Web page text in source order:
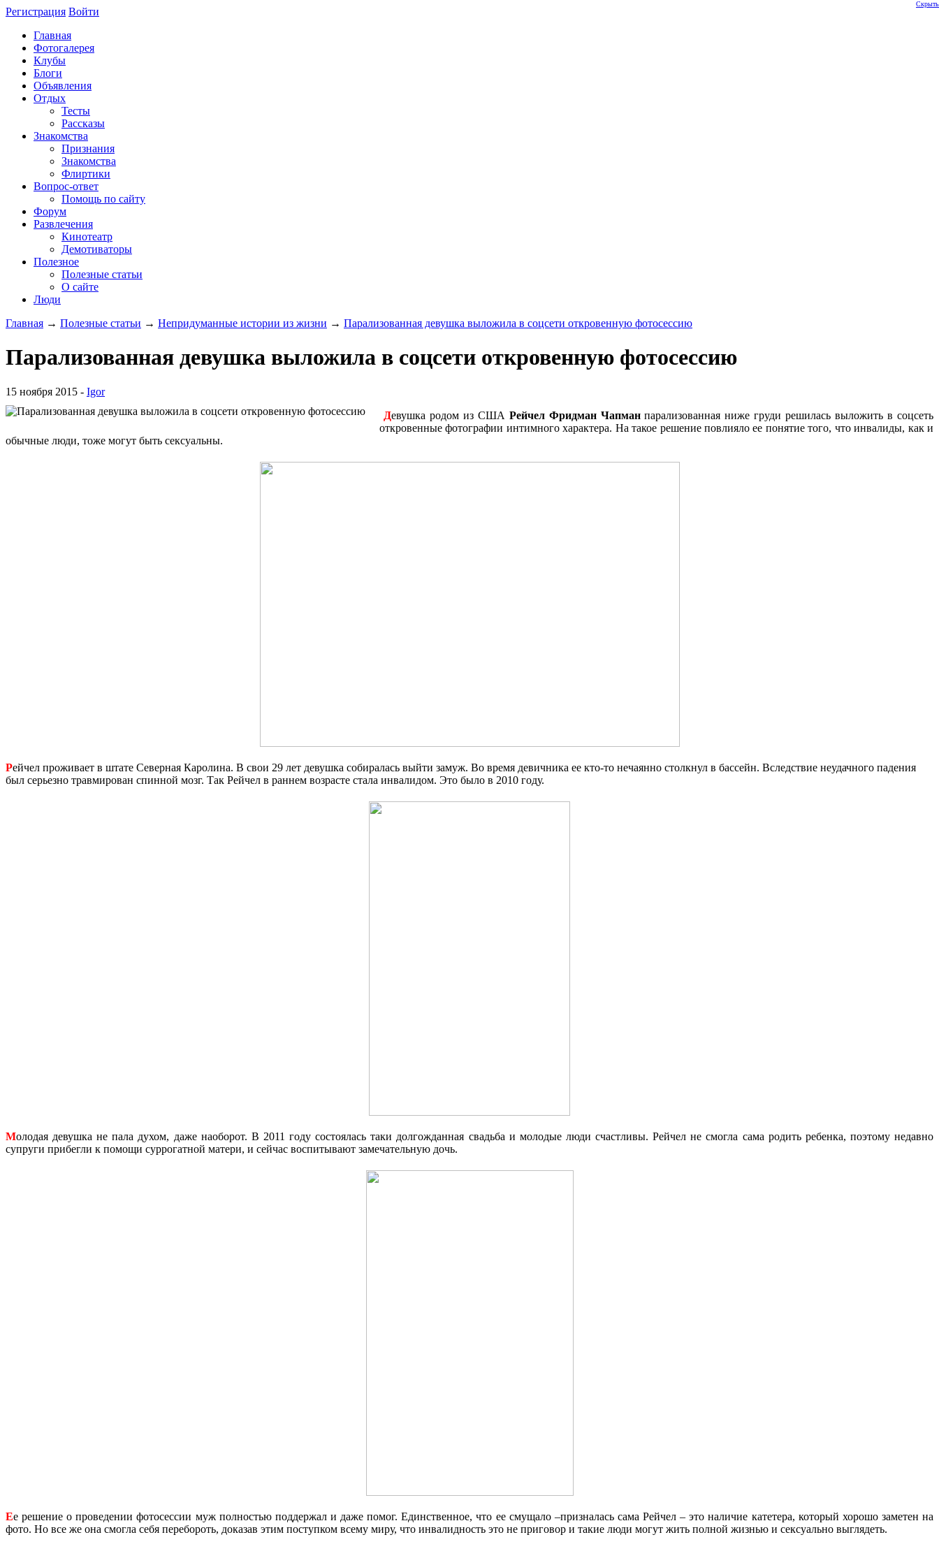
Регистрация Войти
Главная
Фотогалерея
Клубы
Блоги
Объявления
Отдых
Тесты
Рассказы
Знакомства
Признания
Знакомства
Флиртики
Вопрос-ответ
Помощь по сайту
Форум
Развлечения
Кинотеатр
Демотиваторы
Полезное
Полезные статьи
О сайте
Люди
Главная → Полезные статьи → Непридуманные истории из жизни → Парализованная девушка выложила в соцсети откровенную фотосессию
Парализованная девушка выложила в соцсети откровенную фотосессию
15 ноября 2015 - Igor
Девушка родом из США Рейчел Фридман Чапманпарализованная ниже груди решилась выложить в соцсеть
откровенные фотографии интимного характера. На такое решение повлияло ее понятие того, что инвалиды, как и
обычные люди, тоже могут быть сексуальны.
Рейчел проживает в штате Северная Каролина. В свои 29 лет девушка собиралась выйти замуж. Во время девичника ее кто-то нечаянно столкнул в бассейн. Вследствие неудачного падения
был серьезно травмирован спинной мозг. Так Рейчел в раннем возрасте стала инвалидом. Это было в 2010 году.
Молодая девушка не пала духом, даже наоборот. В 2011 году состоялась таки долгожданная свадьба и молодые люди счастливы. Рейчел не смогла сама родить ребенка, поэтому недавно
супруги прибегли к помощи суррогатной матери, и сейчас воспитывают замечательную дочь.
Ее решение о проведении фотосессии муж полностью поддержал и даже помог. Единственное, что ее смущало –призналась сама Рейчел – это наличие катетера, который хорошо заметен на
фото. Но все же она смогла себя перебороть, доказав этим поступком всему миру, что инвалидность это не приговор и такие люди могут жить полной жизнью и сексуально выглядеть.
Скрыть